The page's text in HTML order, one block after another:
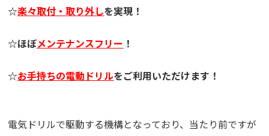
☆楽々取付・取り外しを実現！
☆ほぼメンテナンスフリー ！
☆お手持ちの電動ドリルをご利用いただけます！
電気ドリルで駆動する機構となっており、当たり前ですが